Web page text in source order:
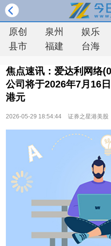
原创 泉州 娱乐
县市
福建 台海
焦点速讯：爱达利网络
公司将于2026年7月16
港元
2026-05-29 18:54:44 证券之星港美股